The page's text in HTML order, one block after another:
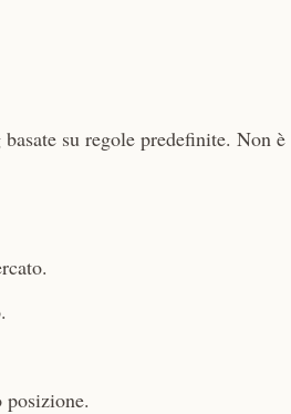
su regole predefinite. Non